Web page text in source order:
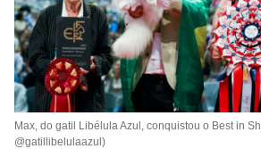
Max, do gatil Libélula Azul, conquistou o Best in
@gatillibelulaazul)